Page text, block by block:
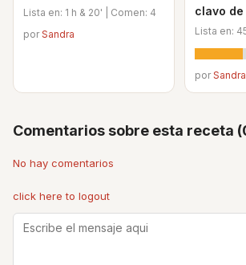
Lista en: 1 h & 20' | Comen: 4
porSandra
clavo
Lista en:
porSandra
Comentarios sobre esta receta
No hay comentarios
click here to logout